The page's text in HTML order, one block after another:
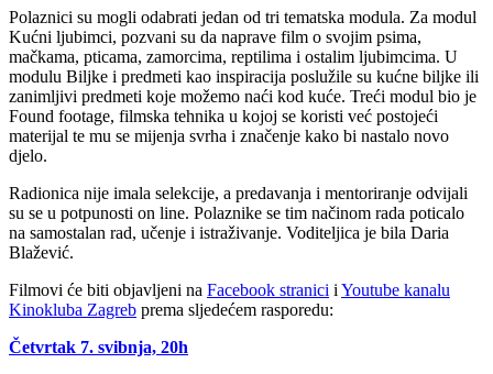
Polaznici su mogli odabrati jedan od tri tematska modula. Za modul
Kućni ljubimci, pozvani su da naprave film o svojim psima,
mačkama, pticama, zamorcima, reptilima i ostalim ljubimcima. U
modulu Biljke i predmeti kao inspiracija poslužile su kućne biljke ili
zanimljivi predmeti koje možemo naći kod kuće. Treći modul bio je
Found footage, filmska tehnika u kojoj se koristi već postojeći
materijal te mu se mijenja svrha i značenje kako bi nastalo novo
djelo.
Radionica nije imala selekcije, a predavanja i mentoriranje odvijali
su se u potpunosti on line. Polaznike se tim načinom rada poticalo
na samostalan rad, učenje i istraživanje. Voditeljica je bila Daria
Blažević.
Filmovi će biti objavljeni na Facebook stranici i Youtube kanalu
Kinokluba Zagreb prema sljedećem rasporedu:
Četvrtak 7. svibnja, 20h